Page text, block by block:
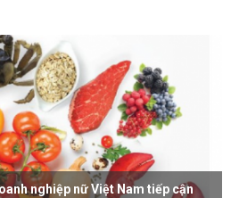
nghiệp nữ Việt Nam tiếp cận